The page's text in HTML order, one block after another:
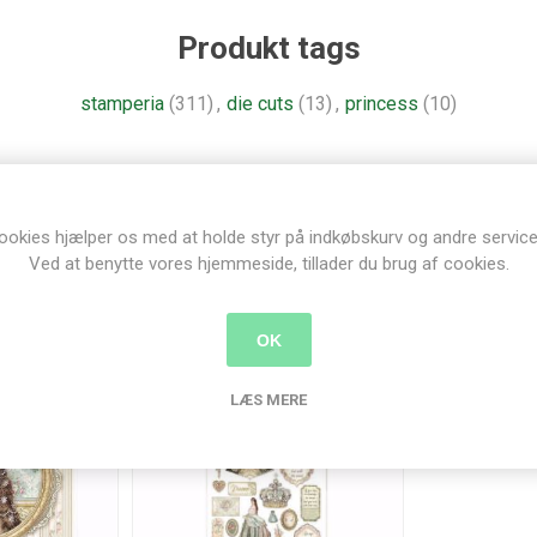
Produkt tags
stamperia (311) , die cuts (13) , princess (10)
Relaterede produkter
hjælper os med at holde styr på indkøbskurv og andre
Ved at benytte vores hjemmeside, tillader du brug af cookies.
OK
LÆS MERE